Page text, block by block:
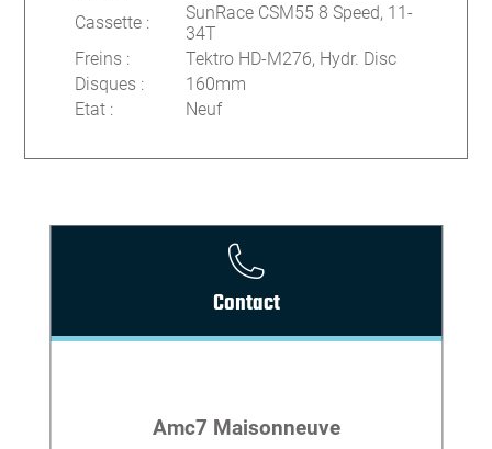
Cassette :
SunRace CSM55 8 Speed, 11-
34T
Freins :
Tektro HD-M276, Hydr. Disc
Disques :
160mm
Etat : Neuf
Contact
Amc7 Maisonneuve